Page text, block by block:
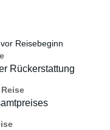
Reisebeginn
Rückerstattung